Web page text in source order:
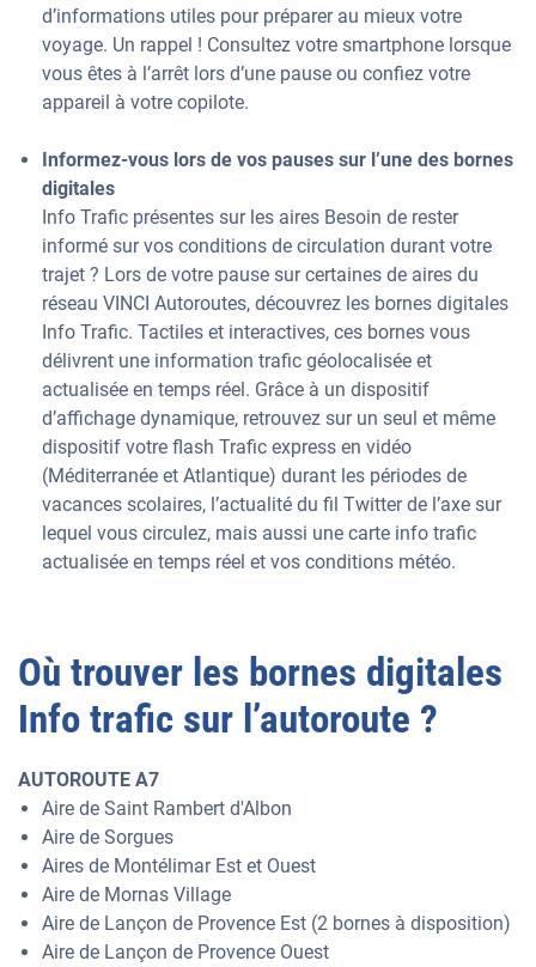
d’informations utiles pour préparer au mieux votre
voyage. Un rappel ! Consultez votre smartphone lorsque
vous êtes à l’arrêt lors d’une pause ou confiez votre
appareil à votre copilote.
Informez-vous lors de vos pauses sur l’une des bornes
digitales
Info Trafic présentes sur les aires Besoin de rester
informé sur vos conditions de circulation durant votre
trajet ? Lors de votre pause sur certaines de aires du
réseau VINCI Autoroutes, découvrez les bornes digitales
Info Trafic. Tactiles et interactives, ces bornes vous
délivrent une information trafic géolocalisée et
actualisée en temps réel. Grâce à un dispositif
d’affichage dynamique, retrouvez sur un seul et même
dispositif votre flash Trafic express en vidéo
(Méditerranée et Atlantique) durant les périodes de
vacances scolaires, l’actualité du fil Twitter de l’axe sur
lequel vous circulez, mais aussi une carte info trafic
actualisée en temps réel et vos conditions météo.
Où trouver les bornes digitales
Info trafic sur l’autoroute ?
AUTOROUTE A7
Aire de Saint Rambert d'Albon
Aire de Sorgues
Aires de Montélimar Est et Ouest
Aire de Mornas Village
Aire de Lançon de Provence Est (2 bornes à disposition)
Aire de Lançon de Provence Ouest